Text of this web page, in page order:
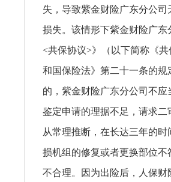
失，导致紫金财险广东分公
损失。该情形下紫金财险广
<共保协议>》（以下简称《
和国保险法》第二十一条的
的，紫金财险广东分公司不
鉴定申请的理据不足，请求
从常理推断，在长达三年的
损机组的修复或者更换部位
不合理。因为出险后，人保